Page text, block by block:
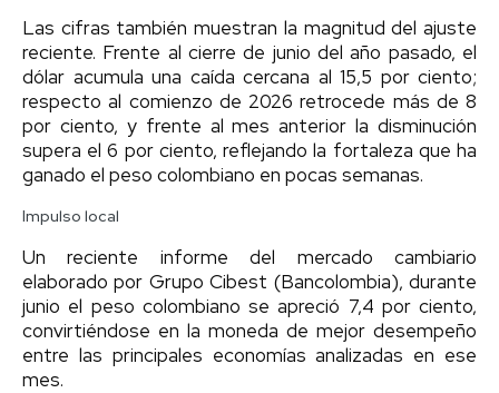
Las cifras también muestran la magnitud del ajuste
reciente. Frente al cierre de junio del año pasado, el
dólar acumula una caída cercana al 15,5 por ciento;
respecto al comienzo de 2026 retrocede más de 8
por ciento, y frente al mes anterior la disminución
supera el 6 por ciento, reflejando la fortaleza que ha
ganado el peso colombiano en pocas semanas.
Impulso local
Un reciente informe del mercado cambiario
elaborado por Grupo Cibest (Bancolombia), durante
junio el peso colombiano se apreció 7,4 por ciento,
convirtiéndose en la moneda de mejor desempeño
entre las principales economías analizadas en ese
mes.